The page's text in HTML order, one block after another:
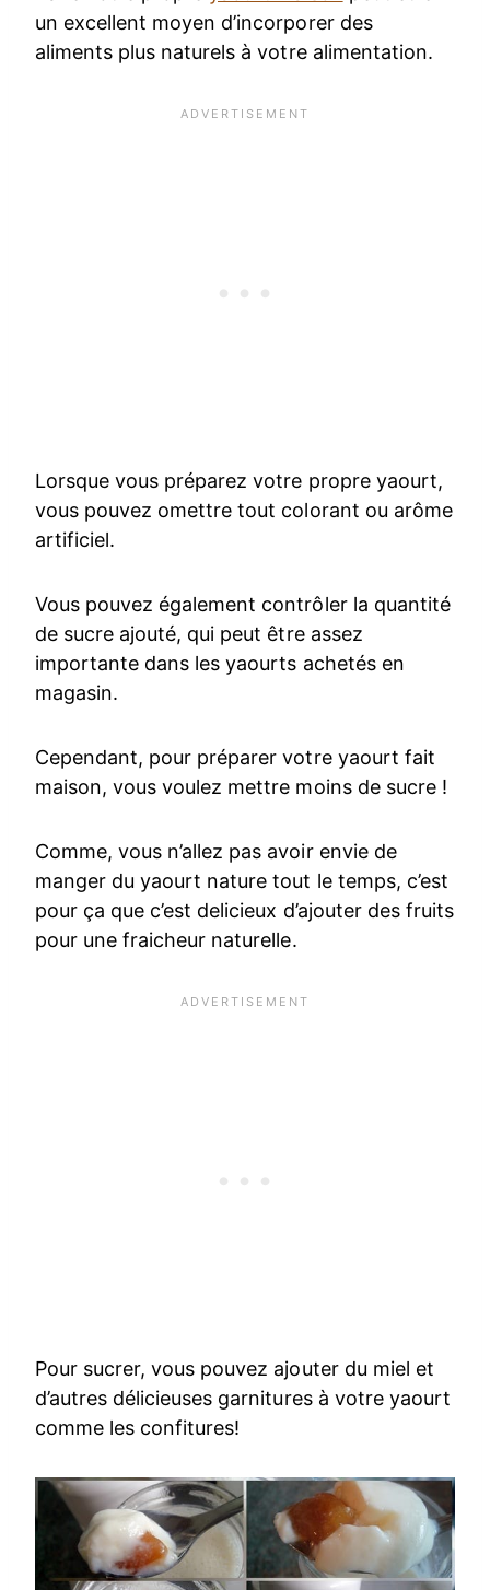
un excellent moyen d’incorporer des
aliments plus naturels à votre alimentation.
Lorsque vous préparez votre propre yaourt,
vous pouvez omettre tout colorant ou arôme
artificiel.
Vous pouvez également contrôler la quantité
de sucre ajouté, qui peut être assez
importante dans les yaourts achetés en
magasin.
Cependant, pour préparer votre yaourt fait
maison, vous voulez mettre moins de sucre !
Comme, vous n’allez pas avoir envie de
manger du yaourt nature tout le temps, c’est
pour ça que c’est delicieux d’ajouter des fruits
pour une fraicheur naturelle.
Pour sucrer, vous pouvez ajouter du miel et
d’autres délicieuses garnitures à votre yaourt
comme les confitures!